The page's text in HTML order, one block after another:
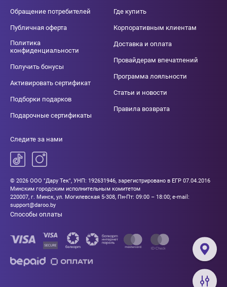
Обращение потребителей
Публичная оферта
Политика
конфиденциальности
Получить бонусы
Активировать сертификат
Подборки подарков
Подарочные сертификаты
Где купить
Корпоративным клиентам
Доставка и оплата
Провайдерам впечатлений
Программа лояльности
Статьи и новости
Правила возврата
Следите за нами
© 2026 ООО "Дару Тек", УНП: 192631946, зарегистрировано в ЕГР 07.04.2016
Минским городским исполнительным комитетом
220007, г. Минск, ул. Могилевская 5-308, Пн-Пт: 09:00 – 18:00; e-mail:
support@daroo.by
Способы оплаты